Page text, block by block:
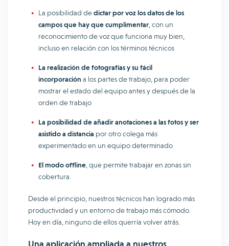
La posibilidad dedictar por voz los datos de los
campos que hay que cumplimentar , con un
reconocimiento de voz que funciona muy bien,
incluso en relación con los términos técnicos
La realización de fotografías y su fácil
incorporación a los partes de trabajo, para poder
mostrar el estado del equipo antes y después de la
orden de trabajo
La posibilidad de añadir anotaciones a las fotos y ser
asistido a distancia por otro colega más
experimentado en un equipo determinado
El modo offline , que permite trabajar en zonas sin
cobertura.
Desde el principio, nuestros técnicos han logrado más
productividad y un entorno de trabajo más cómodo.
Hoy en día, ninguno de ellos querría volver atrás.
Una aplicación ampliada a nuestros